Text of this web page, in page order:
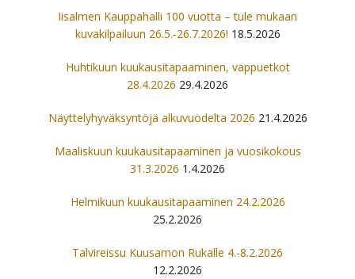
Iisalmen Kauppahalli 100 vuotta – tule mukaan
kuvakilpailuun 26.5.-26.7.2026! 18.5.2026
Huhtikuun kuukausitapaaminen, vappuetkot
28.4.2026 29.4.2026
Näyttelyhyväksyntöjä alkuvuodelta 2026 21.4.2026
Maaliskuun kuukausitapaaminen ja vuosikokous
31.3.2026 1.4.2026
Helmikuun kuukausitapaaminen 24.2.2026
25.2.2026
Talvireissu Kuusamon Rukalle 4.-8.2.2026
12.2.2026